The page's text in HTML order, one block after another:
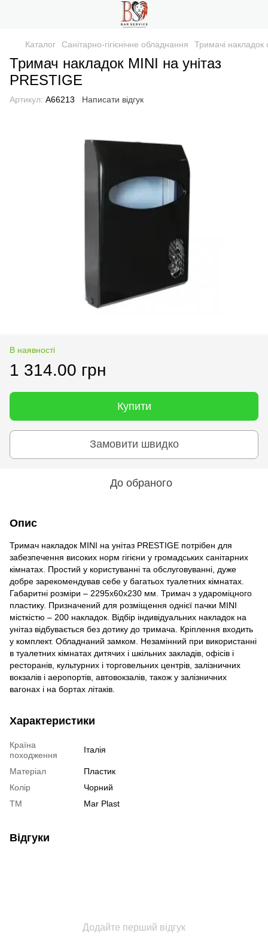
Каталог Санітарно-гігієнічне обладнання Тримачі накладок
Тримач накладок MINI на унітаз
PRESTIGE
Артикул: A66213 Написати відгук
В наявності
1 314.00 грн
Купити
Замовити швидко
До обраного
Опис
Тримач накладок MINI на унітаз PRESTIGE потрібен для
забезпечення високих норм гігієни у громадських санітарних
кімнатах. Простий у користуванні та обслуговуванні, дуже
добре зарекомендував себе у багатьох туалетних кімнатах.
Габаритні розміри – 2295x60x230 мм. Тримач з удароміцного
пластику. Призначений для розміщення однієї пачки MINI
місткістю – 200 накладок. Відбір індивідуальних накладок на
унітаз відбувається без дотику до тримача. Кріплення входить
у комплект. Обладнаний замком. Незамінний при використанні
в туалетних кімнатах дитячих і шкільних закладів, офісів і
ресторанів, культурних і торговельних центрів, залізничних
вокзалів і аеропортів, автовокзалів, також у залізничних
вагонах і на бортах літаків.
Характеристики
Країна
походження
Італія
Матеріал
Пластик
Колір
Чорний
ТМ
Mar Plast
Відгуки
Додайте перший відгук